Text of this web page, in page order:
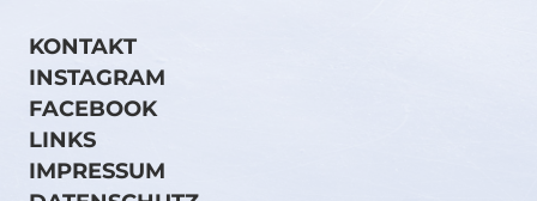
KONTAKT
INSTAGRAM
FACEBOOK
LINKS
IMPRESSUM